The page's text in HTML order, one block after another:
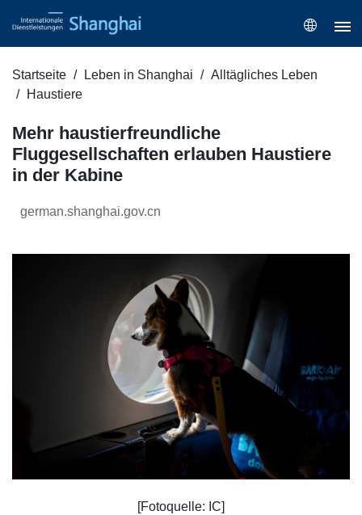
Startseite Leben in Shanghai
Alltägliches Leben
Haustiere
Mehr haustierfreundliche
Fluggesellschaften erlauben Haustiere
in der Kabine
german.shanghai.gov.cn
[Fotoquelle: IC]